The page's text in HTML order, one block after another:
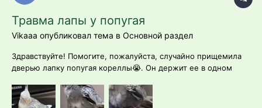
Травма лапы у попугая
Vikааа опубликовал тема в Основной раздел
Здравствуйте! Помогите, пожалуйста, случайно прищемила
дверью лапку попугая кореллы😭. Он держит ее в одном
нет совсем, пытается на нее становится но не получается,
есть небольшая рана на лапе, кушает хорошо, активный.